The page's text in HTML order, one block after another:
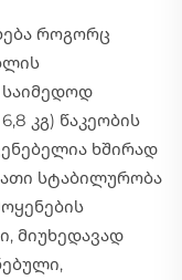
როგორც
საიმედოდ
კგ) წაკეობის
ხშირად
სტაბილურობა
მიუხედავად